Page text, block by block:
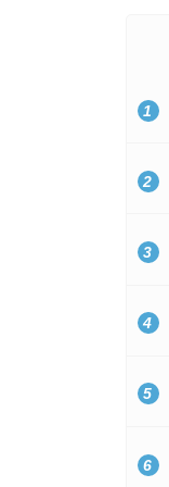
1
2
3
4
5
6